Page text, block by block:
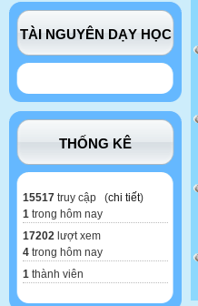
TÀI NGUYÊN DẠY HỌC
THỐNG KÊ
15517 truy cập (chi tiết)
1 trong hôm nay
17202 lượt xem
4 trong hôm nay
1 thành viên